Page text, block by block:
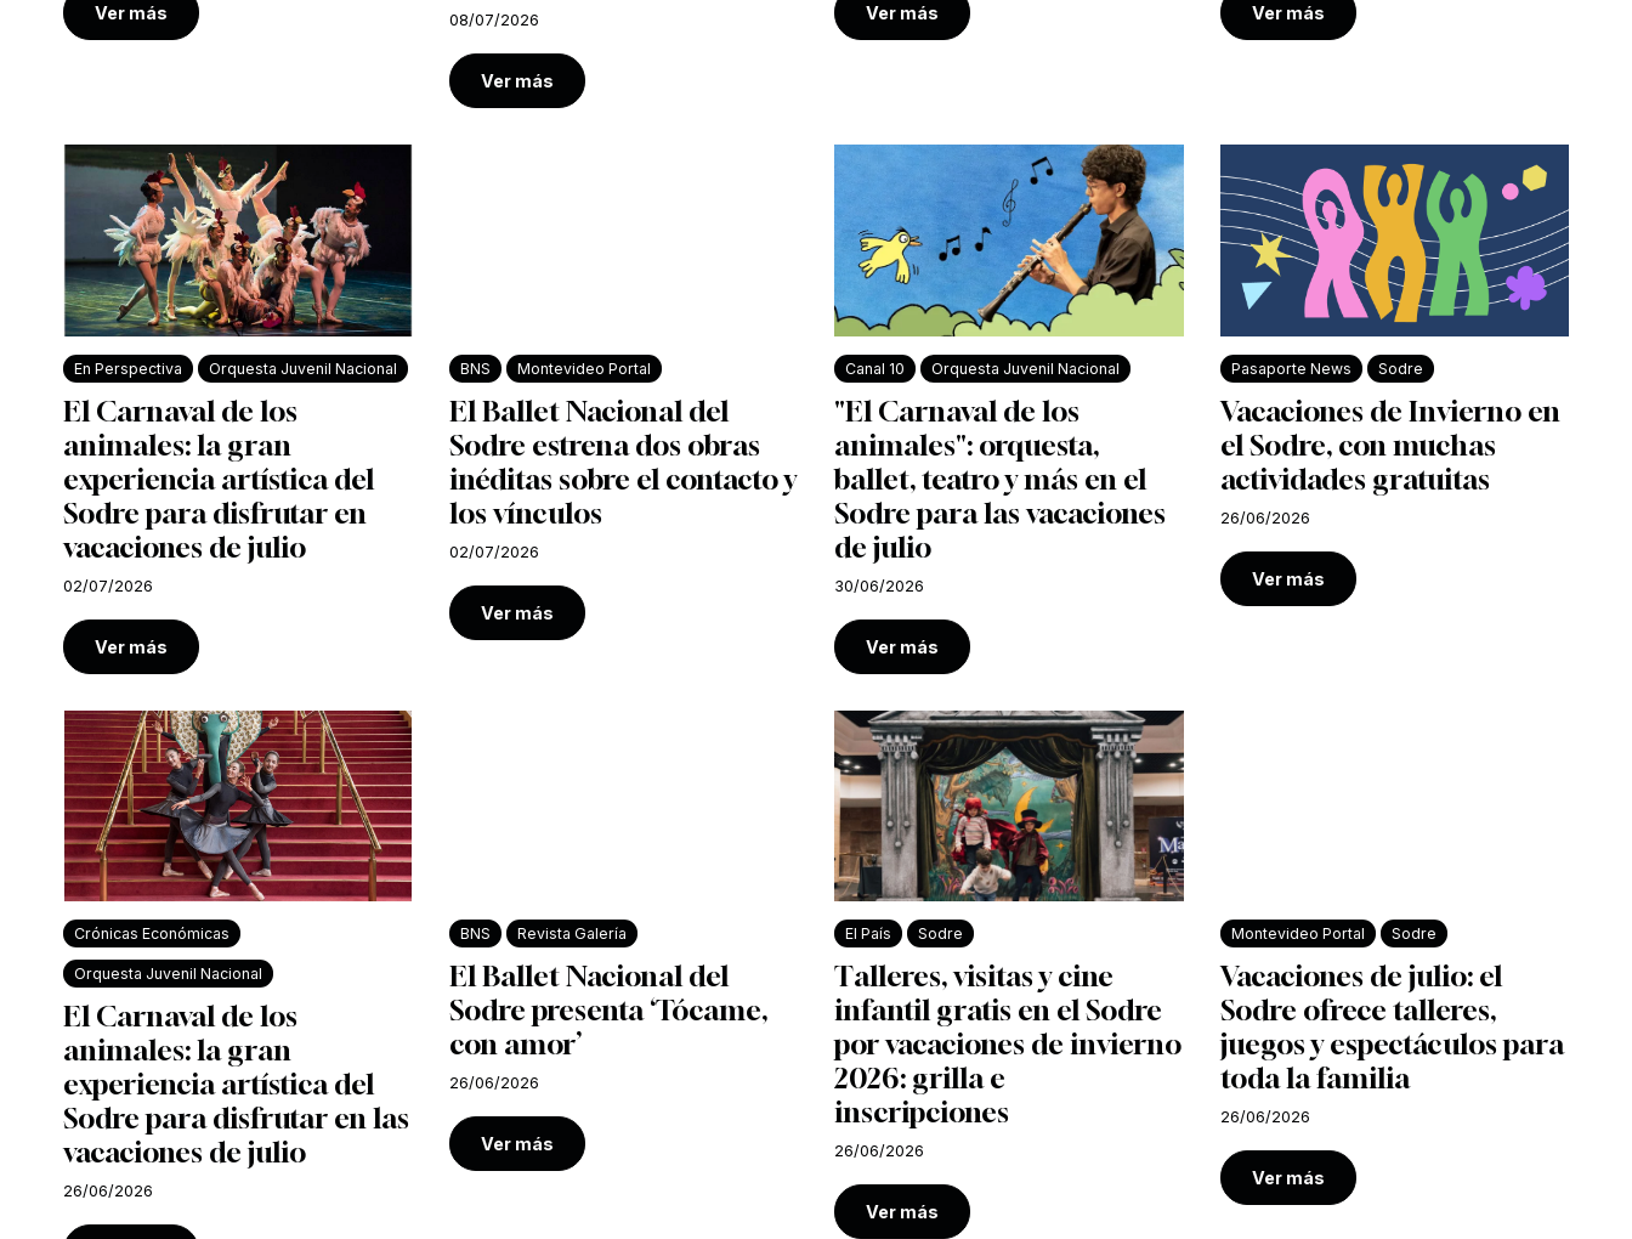
Ver más 08/07/2026
Ver más
Ver más Ver más
En Perspectiva Orquesta Juvenil Nacional
El Carnaval de los
animales: la gran
experiencia artística del
Sodre para disfrutar en
vacaciones de julio
02/07/2026
Ver más
BNS Montevideo Portal
El Ballet Nacional del
Sodre estrena dos obras
inéditas sobre el contacto y
los vínculos
02/07/2026
Ver más
Canal 10 Orquesta Juvenil Nacional
"El Carnaval de los
animales": orquesta,
ballet, teatro y más en el
Sodre para las vacaciones
de julio
30/06/2026
Ver más
Pasaporte News Sodre
Vacaciones de Invierno en
el Sodre, con muchas
actividades gratuitas
26/06/2026
Ver más
Crónicas Económicas
Orquesta Juvenil Nacional
El Carnaval de los
animales: la gran
experiencia artística del
Sodre para disfrutar en las
vacaciones de julio
26/06/2026
BNS Revista Galería
El Ballet Nacional del
Sodre presenta ‘Tócame,
con amor’
26/06/2026
Ver más
El País Sodre
Talleres, visitas y cine
infantil gratis en el Sodre
por vacaciones de invierno
2026: grilla e
inscripciones
26/06/2026
Ver más
Montevideo Portal Sodre
Vacaciones de julio: el
Sodre ofrece talleres,
juegos y espectáculos para
toda la familia
26/06/2026
Ver más